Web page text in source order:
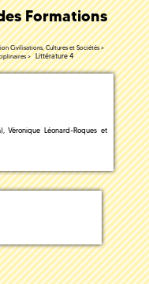
Formations
Civilisations, Cultures et Sociétés
Littérature 4
Véronique Léonard-Roques et